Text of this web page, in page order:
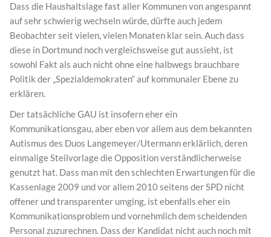
Dass die Haushaltslage fast aller Kommunen von angespannt
auf sehr schwierig wechseln würde, dürfte auch jedem
Beobachter seit vielen, vielen Monaten klar sein. Auch dass
diese in Dortmund noch vergleichsweise gut aussieht, ist
sowohl Fakt als auch nicht ohne eine halbwegs brauchbare
Politik der „Spezialdemokraten“ auf kommunaler Ebene zu
erklären.
Der tatsächliche GAU ist insofern eher ein
Kommunikationsgau, aber eben vor allem aus dem bekannten
Autismus des Duos Langemeyer/Utermann erklärlich, deren
einmalige Steilvorlage die Opposition verständlicherweise
genutzt hat. Dass man mit den schlechten Erwartungen für die
Kassenlage 2009 und vor allem 2010 seitens der SPD nicht
offener und transparenter umging, ist ebenfalls eher ein
Kommunikationsproblem und vornehmlich dem scheidenden
Personal zuzurechnen. Dass der Kandidat nicht auch noch mit